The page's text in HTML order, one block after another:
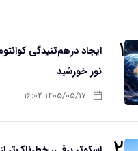
۱
ایجاد درهم‌تنیدگی
نور خورشید
۱۴۰۵/۰۵/۱۷ ۱۶:۰۲